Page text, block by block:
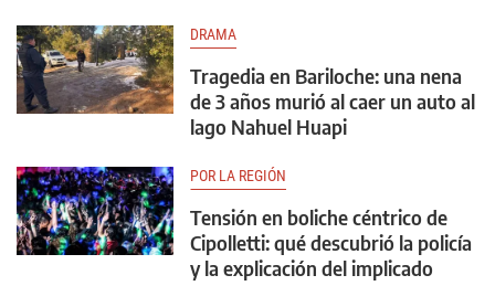
DRAMA
Tragedia en Bariloche: una nena
de 3 años murió al caer un auto al
lago Nahuel Huapi
POR LA REGIÓN
Tensión en boliche céntrico de
Cipolletti: qué descubrió la policía
y la explicación del implicado